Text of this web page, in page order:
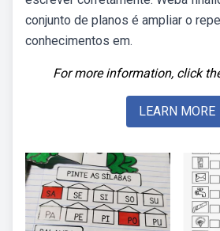
conjunto de planos é ampliar o
conhecimentos em.
For more information, click
LEARN MORE